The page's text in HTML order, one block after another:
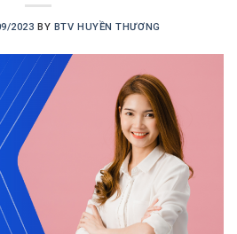
2023 BY BTV HUYỀN THƯƠNG